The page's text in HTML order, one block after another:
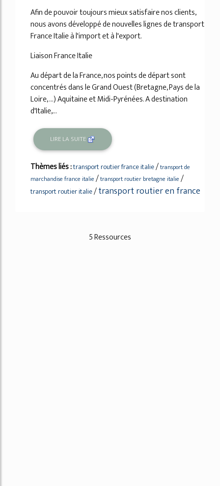
Afin de pouvoir toujours mieux satisfaire nos clients,
nous avons développé de nouvelles lignes de transport
France Italie à l'import et à l'export.
Liaison France Italie
Au départ de la France, nos points de départ sont
concentrés dans le Grand Ouest (Bretagne, Pays de la
Loire, ...) Aquitaine et Midi-Pyrénées. A destination
d'Italie,...
LIRE LA SUITE
Thèmes liés :transport routier france italie/transport de
marchandise france italie /transport routier bretagne italie /
transport routier italie/transport routier en france
5 Ressources